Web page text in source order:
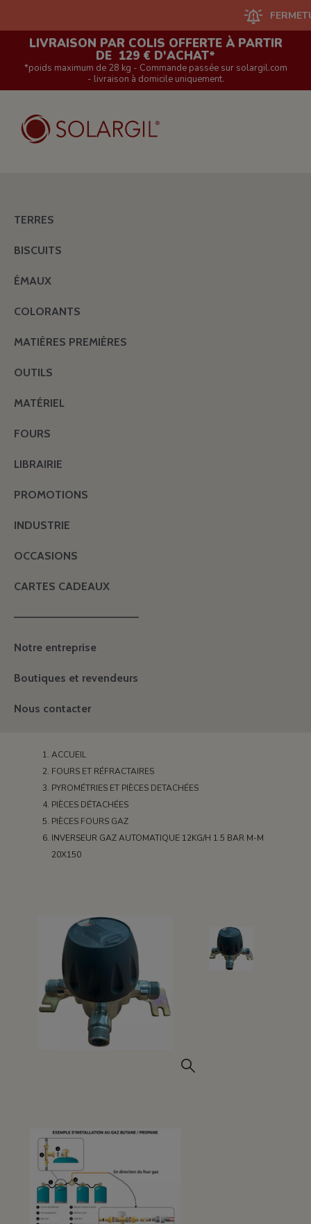
FERMETURE
LIVRAISON PAR COLIS OFFERTE À PARTIR
DE 129 € D'ACHAT*
*poids maximum de 28 kg - Commande passée sur solargil.com
- livraison à domicile uniquement.
TERRES
BISCUITS
ÉMAUX
COLORANTS
MATIÈRES PREMIÈRES
OUTILS
MATÉRIEL
FOURS
LIBRAIRIE
PROMOTIONS
INDUSTRIE
OCCASIONS
CARTES CADEAUX
———————————————
Notre entreprise
Boutiques et revendeurs
Nous contacter
ACCUEIL
FOURS ET RÉFRACTAIRES
PYROMÉTRIES ET PIÈCES DETACHÉES
PIÈCES DÉTACHÉES
PIÈCES FOURS GAZ
INVERSEUR GAZ AUTOMATIQUE 12KG/H 1.5 BAR M-M
20X150